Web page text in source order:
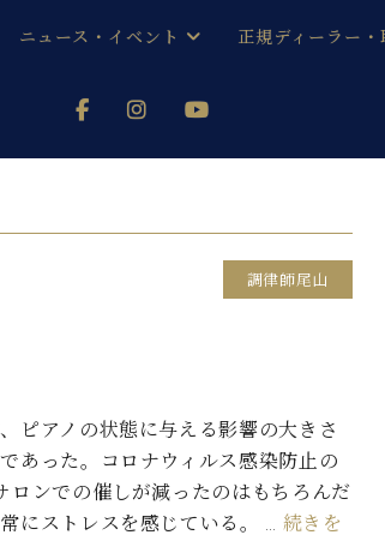
ニュース・イベント
メルマガ会員登録ご案内
(お知らせ・メディア情報)
コンサート
レッスンイベント
正規ディーラー・
教室
展示情報【ユーロピアノ
イベント情報
八王子工房ブログ
お問い合わせ
調律師尾山
ピアノの状態に与える影響の大きさ
あった。コロナウィルス感染防止の
ロンでの催しが減ったのはもちろんだ
にストレスを感じている。 … 続きを